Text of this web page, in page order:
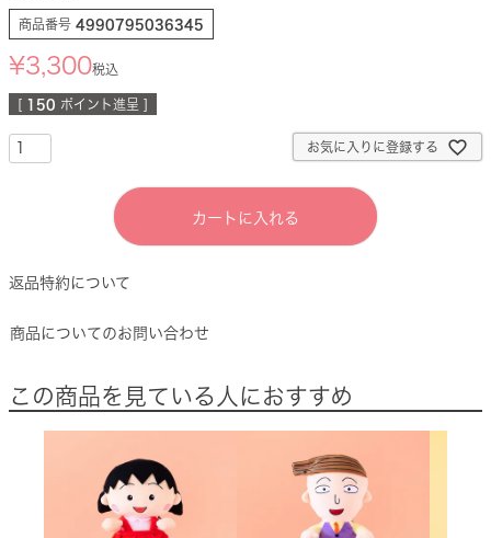
商品番号 4990795036345
¥3,300税込
150 ポイント進呈 ]
お気に入りに登録する
カートに入れる
返品特約について
商品についてのお問い合わせ
この商品を見ている人におすすめ